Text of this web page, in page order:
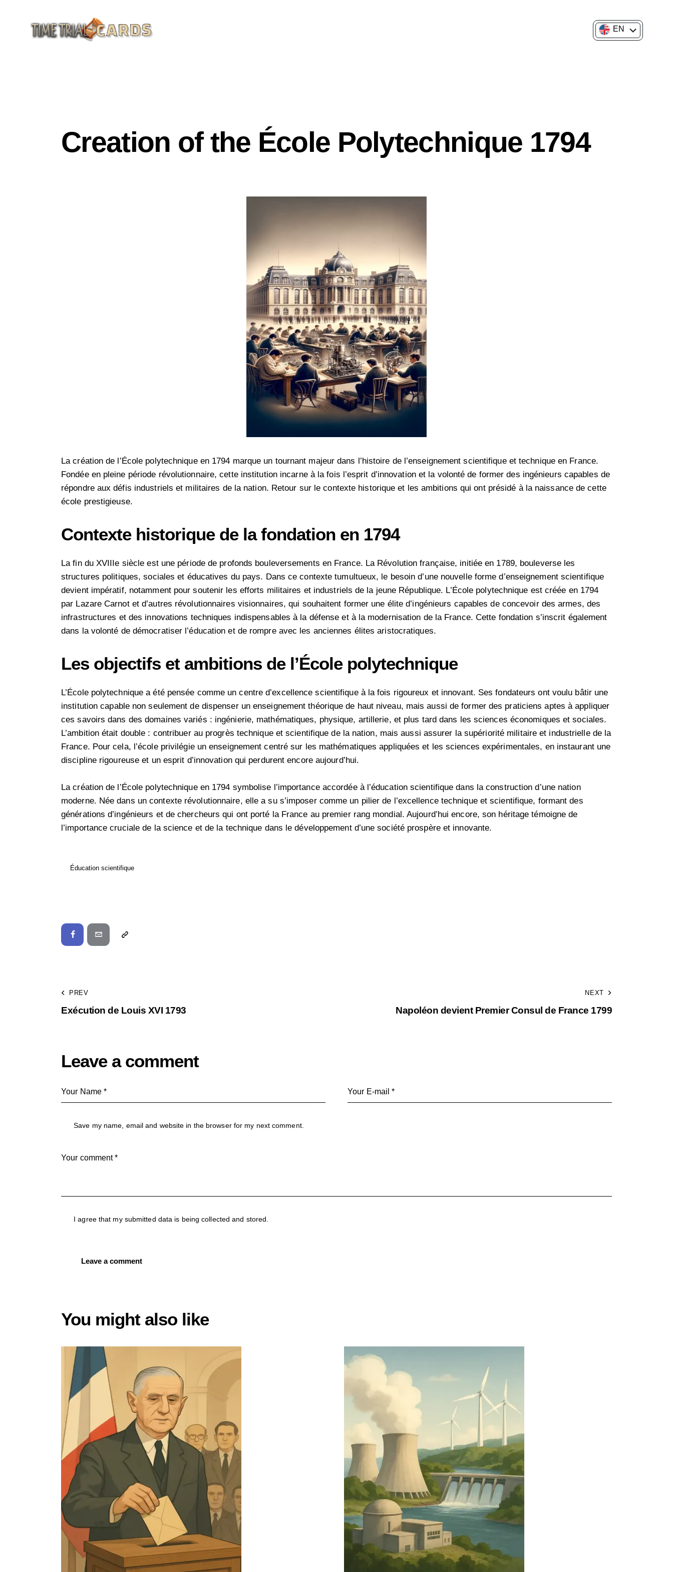
EN
Creation of the École Polytechnique 1794
La création de l’École polytechnique en 1794 marque un tournant majeur dans l’histoire de l’enseignement scientifique et technique en France.
Fondée en pleine période révolutionnaire, cette institution incarne à la fois l’esprit d’innovation et la volonté de former des ingénieurs capables de
répondre aux défis industriels et militaires de la nation. Retour sur le contexte historique et les ambitions qui ont présidé à la naissance de cette
école prestigieuse.
Contexte historique de la fondation en 1794
La fin du XVIIIe siècle est une période de profonds bouleversements en France. La Révolution française, initiée en 1789, bouleverse les
structures politiques, sociales et éducatives du pays. Dans ce contexte tumultueux, le besoin d’une nouvelle forme d’enseignement scientifique
devient impératif, notamment pour soutenir les efforts militaires et industriels de la jeune République. L’École polytechnique est créée en 1794
par Lazare Carnot et d’autres révolutionnaires visionnaires, qui souhaitent former une élite d’ingénieurs capables de concevoir des armes, des
infrastructures et des innovations techniques indispensables à la défense et à la modernisation de la France. Cette fondation s’inscrit également
dans la volonté de démocratiser l’éducation et de rompre avec les anciennes élites aristocratiques.
Les objectifs et ambitions de l’École polytechnique
L’École polytechnique a été pensée comme un centre d’excellence scientifique à la fois rigoureux et innovant. Ses fondateurs ont voulu bâtir une
institution capable non seulement de dispenser un enseignement théorique de haut niveau, mais aussi de former des praticiens aptes à appliquer
ces savoirs dans des domaines variés : ingénierie, mathématiques, physique, artillerie, et plus tard dans les sciences économiques et sociales.
L’ambition était double : contribuer au progrès technique et scientifique de la nation, mais aussi assurer la supériorité militaire et industrielle de la
France. Pour cela, l’école privilégie un enseignement centré sur les mathématiques appliquées et les sciences expérimentales, en instaurant une
discipline rigoureuse et un esprit d’innovation qui perdurent encore aujourd’hui.
La création de l’École polytechnique en 1794 symbolise l’importance accordée à l’éducation scientifique dans la construction d’une nation
moderne. Née dans un contexte révolutionnaire, elle a su s’imposer comme un pilier de l’excellence technique et scientifique, formant des
générations d’ingénieurs et de chercheurs qui ont porté la France au premier rang mondial. Aujourd’hui encore, son héritage témoigne de
l’importance cruciale de la science et de la technique dans le développement d’une société prospère et innovante.
Éducation scientifique
PREV
Exécution de Louis XVI 1793
NEXT
Napoléon devient Premier Consul de France 1799
Leave a comment
Save my name, email and website in the browser for my next comment.
I agree that my submitted data is being collected and stored.
You might also like